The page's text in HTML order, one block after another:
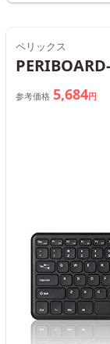
ペリックス
参考価格 5,684円